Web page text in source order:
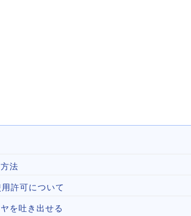
法
許可について
を吐き出せる